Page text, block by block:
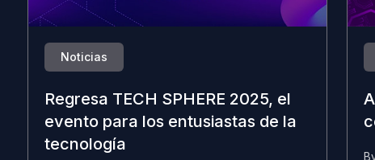
Noticias
Regresa TECH SPHERE 2025, el
evento para los entusiastas de la
tecnología